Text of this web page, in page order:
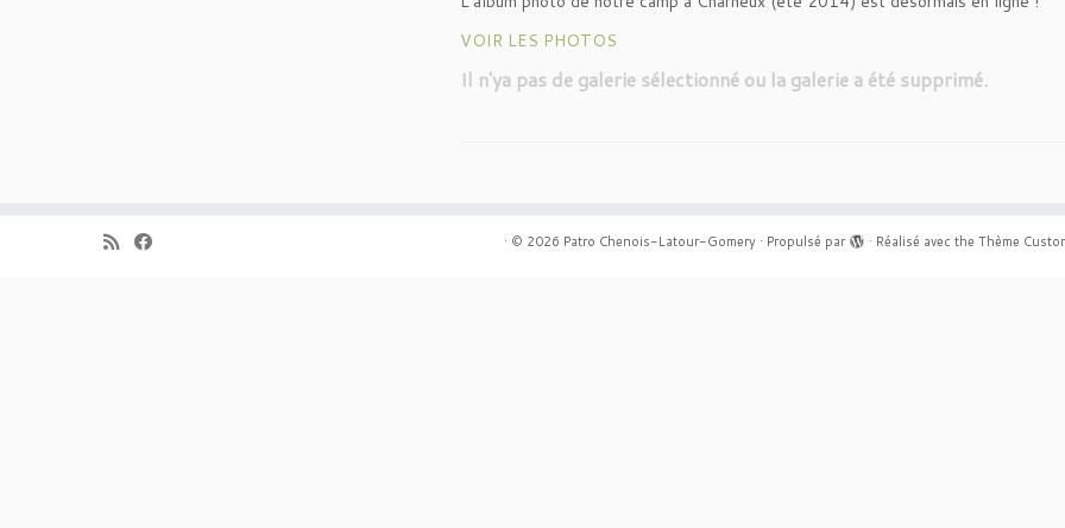
VOIR LES PHOTOS
Il n'ya pas de galerie sélectionné ou la galerie a été supprimé.
· © 2026 Patro Chenois-Latour-Gomery · Propulsé par · Réalisé avec the Thème